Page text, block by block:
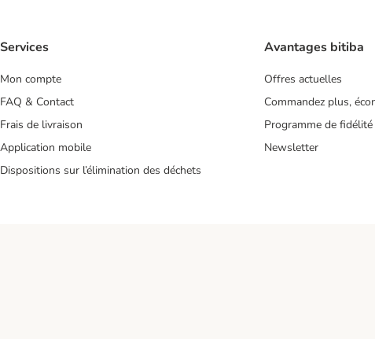
Services
Mon compte
FAQ & Contact
Frais de livraison
Application mobile
Dispositions sur l’élimination des déchets
Avantages bitiba
Offres actuelles
Commandez plus,
Programme de fidélité
Newsletter